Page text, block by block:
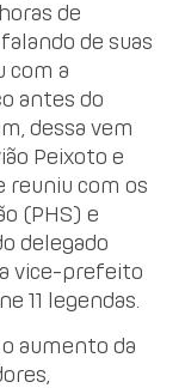
de
de suas
com a
antes do
dessa vem
Peixoto e
reuniu com os
(PHS) e
delegado
vice-prefeito
11 legendas.
aumento da